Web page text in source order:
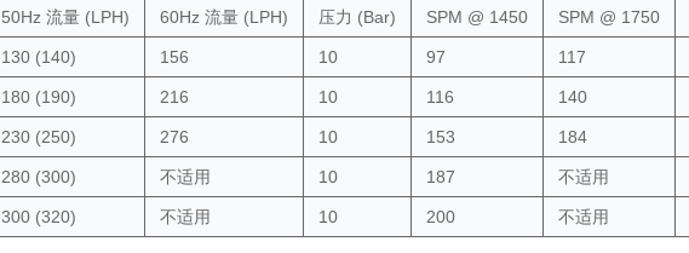
50Hz 流量 (LPH) 60Hz 流量 (LPH) 压力 (Bar) SPM @ 1450 SPM @ 1750
130 (140) 156 10 97 117
180 (190) 216 10 116 140
230 (250) 276 10 153 184
280 (300) 不适用 10 187 不适用
300 (320) 不适用 10 200 不适用